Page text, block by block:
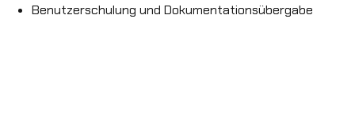
Benutzerschulung und Dokumentationsübergabe